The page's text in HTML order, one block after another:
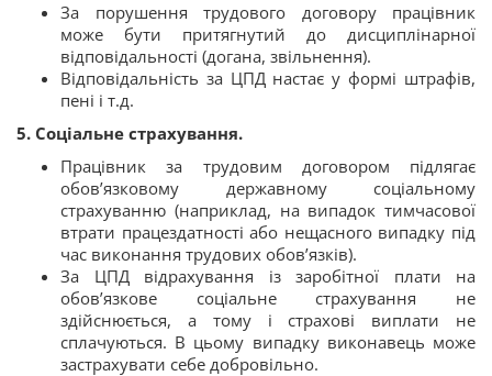
За порушення трудового договору працівник
може бути притягнутий до дисциплінарної
відповідальності (догана, звільнення).
Відповідальність за ЦПД настає у формі штрафів,
пені і т.д.
5. Соціальне страхування.
Працівник за трудовим договором підлягає
обов’язковому державному соціальному
страхуванню (наприклад, на випадок тимчасової
втрати працездатності або нещасного випадку під
час виконання трудових обов’язків).
За ЦПД відрахування із заробітної плати на
обов’язкове соціальне страхування не
здійснюється, а тому і страхові виплати не
сплачуються. В цьому випадку виконавець може
застрахувати себе добровільно.